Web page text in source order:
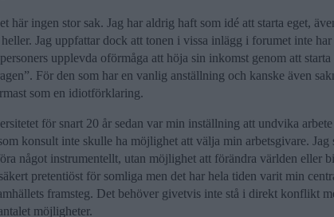
här ingen stor sak. Jag har aldrig haft som idé att starta eget,
Jag uppfattar dock att tonen i vissa inlägg i forumet inte
upplevda oförmåga att höja sin inkomst genom att starta
För den som har en vanlig anställning och kanske även
som en idiotförklaring.
för snart 20 år sedan var min inställning att undvika
konsult inte skulle ha möjlighet att välja min arbetsgivare. Jag
något instrumentellt, utan möjlighet att förändra världen eller
pretentiöst för somliga men det har hela tiden varit min
framsteg. Det behöver givetvis inte stå i direkt konflikt
möjligheter.